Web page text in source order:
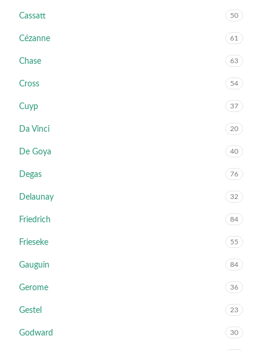
Cassatt 50
Cézanne 61
Chase 63
Cross 54
Cuyp 37
Da Vinci 20
De Goya 40
Degas 76
Delaunay 32
Friedrich 84
Frieseke 55
Gauguin 84
Gerome 36
Gestel 23
Godward 30